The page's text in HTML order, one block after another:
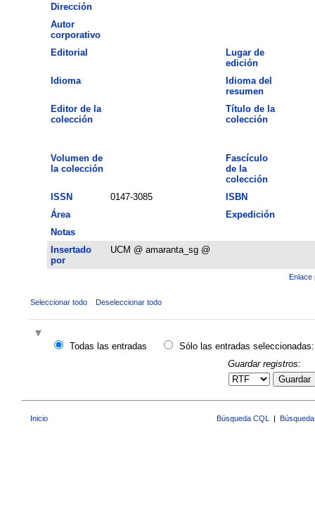
Dirección
Autor
corporativo
Editorial
Lugar de
edición
Idioma
Idioma del
resumen
Editor de la
colección
Título de la
colección
Volumen de
la colección
Fascículo
de la
colección
ISSN
0147-3085
ISBN
Área
Expedición
Notas
Insertado
por
UCM @ amaranta_sg @
Enlace
Seleccionar todo Deseleccionar todo
Todas las entradas
Sólo las entradas seleccionadas:
Guardar registros:
Guardar
Inicio Búsqueda CQL